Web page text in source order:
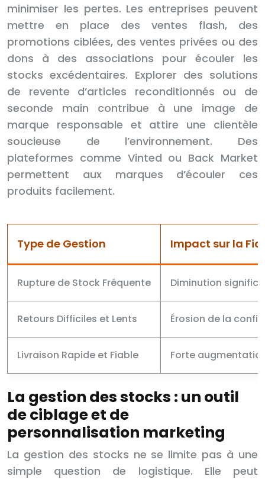
minimiser les pertes. Les entreprises peuvent
mettre en place des ventes flash, des
promotions ciblées, des ventes privées ou des
dons à des associations pour écouler les
stocks excédentaires. Explorer des solutions
de revente d’articles reconditionnés ou de
seconde main contribue à une image de
marque responsable et attire une clientèle
soucieuse de l’environnement. Des
plateformes comme Vinted ou Back Market
permettent aux marques d’écouler ces
produits facilement.
Type de Gestion Impact sur la
Rupture de Stock Fréquente Diminution
Retours Difficiles et Lents Érosion de la
Livraison Rapide et Fiable Forte
La gestion des stocks : un outil
de ciblage et de
personnalisation marketing
La gestion des stocks ne se limite pas à une
simple question de logistique. Elle peut